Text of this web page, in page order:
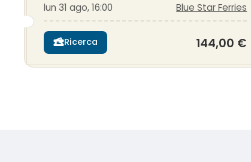
lun 31 ago, 16:00 Blue Star Ferries
Ricerca 144,00 €